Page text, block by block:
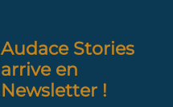
Audace Stories
arrive en
Newsletter !